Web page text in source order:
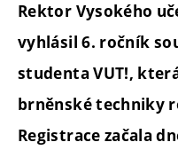
Rektor Vysokého
vyhlásil 6. ročník
studenta VUT!,
brněnské techniky
Registrace začala